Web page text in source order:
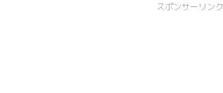
スポンサーリンク